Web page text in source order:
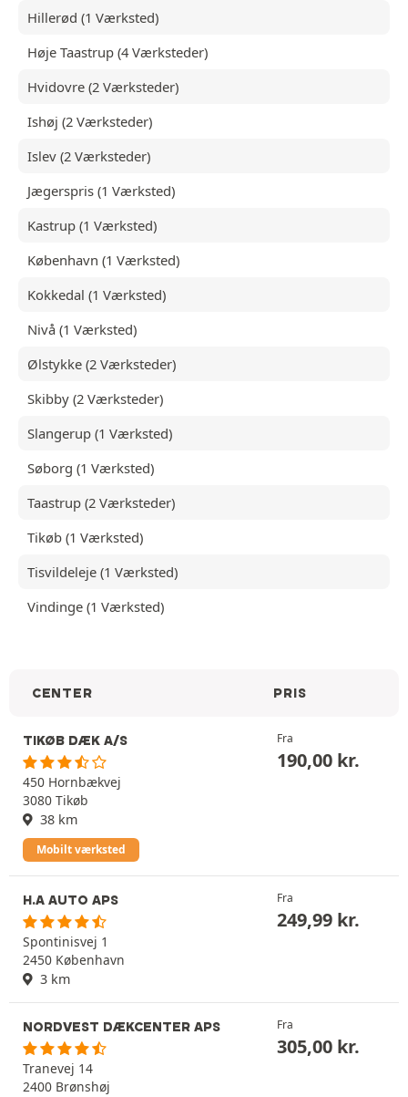
Hillerød (1 Værksted)
Høje Taastrup (4 Værksteder)
Hvidovre (2 Værksteder)
Ishøj (2 Værksteder)
Islev (2 Værksteder)
Jægerspris (1 Værksted)
Kastrup (1 Værksted)
København (1 Værksted)
Kokkedal (1 Værksted)
Nivå (1 Værksted)
Ølstykke (2 Værksteder)
Skibby (2 Værksteder)
Slangerup (1 Værksted)
Søborg (1 Værksted)
Taastrup (2 Værksteder)
Tikøb (1 Værksted)
Tisvildeleje (1 Værksted)
Vindinge (1 Værksted)
CENTER PRIS
TIKØB DÆK A/S
450 Hornbækvej
3080 Tikøb
38 km
Mobilt værksted
Fra
190,00 kr.
H.A AUTO APS
Spontinisvej 1
2450 København
3 km
Fra
249,99 kr.
NORDVEST DÆKCENTER APS
Tranevej 14
2400 Brønshøj
Fra
305,00 kr.